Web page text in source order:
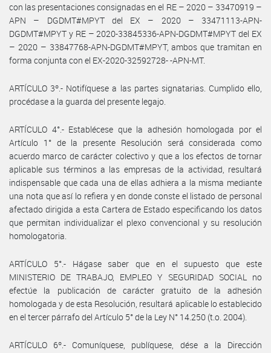
con las presentaciones consignadas en el RE – 2020 – 33470919 –
APN – DGDMT#MPYT del EX – 2020 – 33471113-APN-
DGDMT#MPYT y RE – 2020-33845336-APN-DGDMT#MPYT del EX
– 2020 – 33847768-APN-DGDMT#MPYT, ambos que tramitan en
forma conjunta con el EX-2020-32592728- -APN-MT.
ARTÍCULO 3º.- Notifíquese a las partes signatarias. Cumplido ello,
procédase a la guarda del presente legajo.
ARTÍCULO 4°.- Establécese que la adhesión homologada por el
Artículo 1° de la presente Resolución será considerada como
acuerdo marco de carácter colectivo y que a los efectos de tornar
aplicable sus términos a las empresas de la actividad, resultará
indispensable que cada una de ellas adhiera a la misma mediante
una nota que así lo refiera y en donde conste el listado de personal
afectado dirigida a esta Cartera de Estado especificando los datos
que permitan individualizar el plexo convencional y su resolución
homologatoria.
ARTÍCULO 5°.- Hágase saber que en el supuesto que este
MINISTERIO DE TRABAJO, EMPLEO Y SEGURIDAD SOCIAL no
efectúe la publicación de carácter gratuito de la adhesión
homologada y de esta Resolución, resultará aplicable lo establecido
en el tercer párrafo del Artículo 5° de la Ley N° 14.250 (t.o. 2004).
ARTÍCULO 6º.- Comuníquese, publíquese, dése a la Dirección